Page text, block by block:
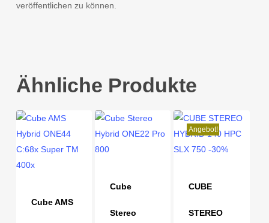
veröffentlichen zu können.
Ähnliche Produkte
Cube AMS
Cube
Stereo
Angebot!
CUBE
STEREO